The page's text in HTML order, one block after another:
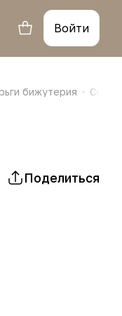
Войти
бижутерия
Поделиться